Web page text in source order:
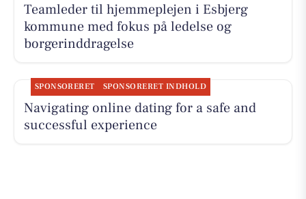
Teamleder til hjemmeplejen i Esbjerg
kommune med fokus på ledelse og
borgerinddragelse
SPONSORERET SPONSORERET INDHOLD
Navigating online dating for a safe and
successful experience